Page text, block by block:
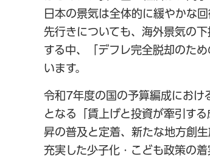
日本の景気は全体的に緩やかな回
先行きについても、海外景気の
する中、「デフレ完全脱却のた
います。
令和7年度の国の予算編成におけ
となる「賃上げと投資が牽引す
昇の普及と定着、新たな地方創
充実した少子化・こども政策の